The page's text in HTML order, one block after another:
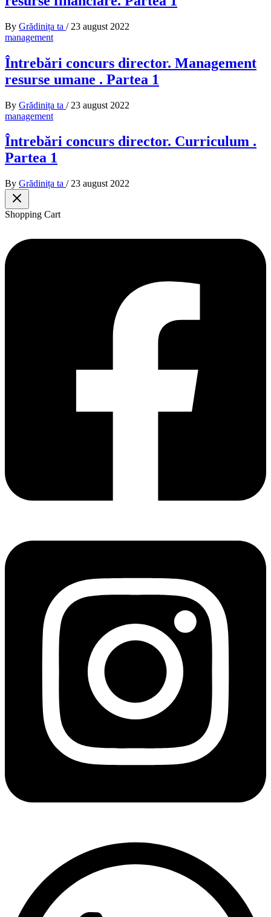
By Grădinița ta / 23 august 2022
management
Întrebări concurs director. Management
resurse umane . Partea 1
By Grădinița ta / 23 august 2022
management
Întrebări concurs director. Curriculum .
Partea 1
By Grădinița ta / 23 august 2022
Shopping Cart